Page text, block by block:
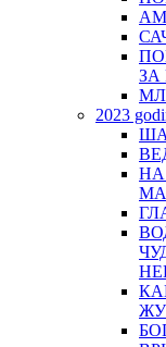
ЗА
2023
НА